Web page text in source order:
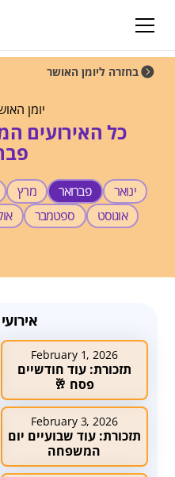
בחזרה ליומן האושר
יומן
כל האירועים
ינואר פברואר מרץ
אוגוסט
ספטמבר
February 1, 2026
תזכורת: עוד חודשיים
פסח 🥂
February 3, 2026
תזכורת: עוד שבועיים יום
המשפחה